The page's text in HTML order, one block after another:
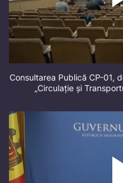
Consultarea Publică CP-01,
„Circulație și